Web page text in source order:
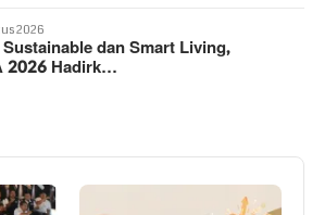
2026
dan Smart Living,
2026 Hadirk…